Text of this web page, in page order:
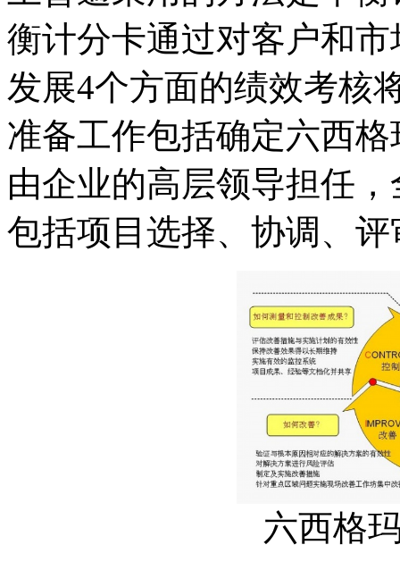
衡计分卡通过对客户和
发展4个方面的绩效考核
准备工作包括确定六西
由企业的高层领导担任
包括项目选择、协调、
六西格